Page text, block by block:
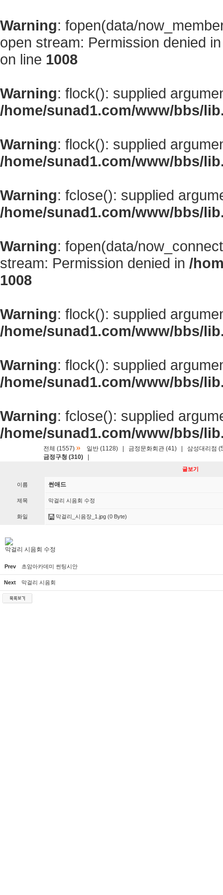
Warning: fopen(data/
open stream: Permission denied
on line 1008
Warning: flock(): supplied
/home/sunad1.com/www/bbs/
Warning: flock(): supplied
/home/sunad1.com/www/bbs/
Warning: fclose(): supplied
/home/sunad1.com/www/bbs/
Warning: fopen(data/
stream: Permission denied in /
1008
Warning: flock(): supplied
/home/sunad1.com/www/bbs/
Warning: flock(): supplied
/home/sunad1.com/www/bbs/
Warning: fclose(): supplied
/home/sunad1.com/www/bbs/
전체 (1557) » 일반 (1128) 금정문화회관 (41)
삼성대리점
금정구청 (310)
글보기
이름 썬애드
제목 막걸리 시음회 수정
화일 막걸리_시음장_1.jpg (0 Byte)
막걸리 시음회 수정
Prev 초암아카데미 썬팅시안
Next 막걸리 시음회